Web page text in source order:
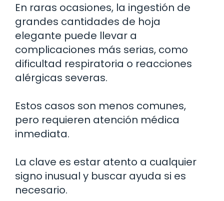
En raras ocasiones, la ingestión de
grandes cantidades de hoja
elegante puede llevar a
complicaciones más serias, como
dificultad respiratoria o reacciones
alérgicas severas.
Estos casos son menos comunes,
pero requieren atención médica
inmediata.
La clave es estar atento a cualquier
signo inusual y buscar ayuda si es
necesario.